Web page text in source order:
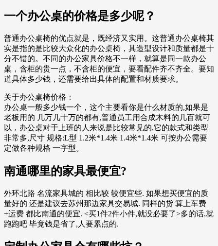
一个办公桌的价格是多少呢？
普通办公桌椅的优点就是，既经济又实用。这普通办公桌椅其
实是指的是比较大众化的办公桌椅，其造型设计和质量都是十
分不错的。不同的办公家具价格不一样，就算是同一款办公
桌，含柜的贵一点，不含柜的便宜，要看配件齐不齐全。要知
道具体多少钱，还需要给出具体的配置和材质要求。
关于办公桌椅价格：
办公桌一般多少钱一个，这个主要看你是什么材质的,如果是
老板用的 几万几十万的都有,普通员工用合成木料的几百就可
以，办公桌对于上班的人来说是比较常见的,它的款式和类型
非常多,尺寸 规格:L型 1.2米*1.4米 1.4米*1.4米 可按办公需要
定做各种规格 一字型。
南通哪里的家具最便宜?
外环北路 名流家具城的 相比较 较便宜些. 如果想买便宜的质
量好的 还是建议去苏州那边家具交易城. 同样的货 算上车费
+运费 都比南通的便宜. <买1件2件小件,就没必要了>多的话,就
跑跑吧 毕竟钱是省了,人要累点的.